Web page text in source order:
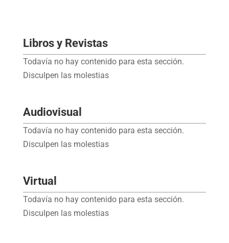
Libros y Revistas
Todavía no hay contenido para esta sección.
Disculpen las molestias
Audiovisual
Todavía no hay contenido para esta sección.
Disculpen las molestias
Virtual
Todavía no hay contenido para esta sección.
Disculpen las molestias